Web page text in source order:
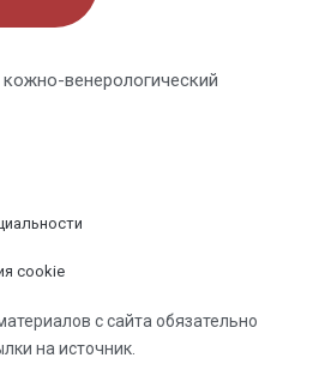
венерологический
cookie
с сайта обязательно
на источник.